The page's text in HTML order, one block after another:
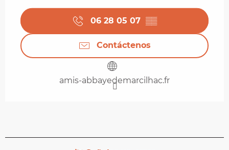
06 28 05 07 ▒▒
Contáctenos
amis-abbayedemarcilhac.fr